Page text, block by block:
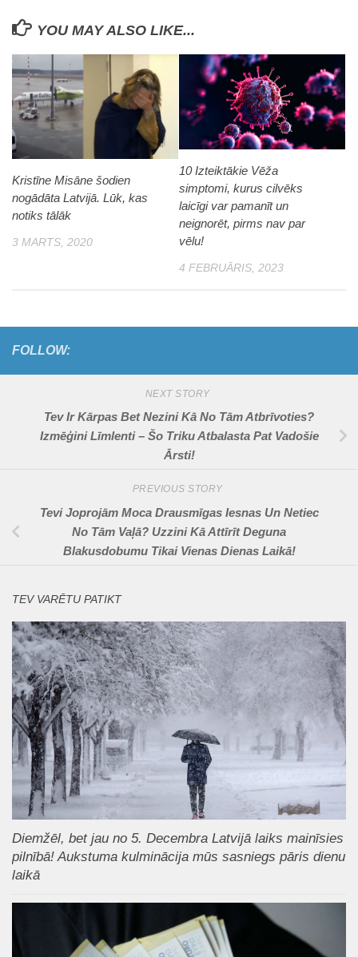
YOU MAY ALSO LIKE...
Kristīne Misāne šodien
nogādāta Latvijā. Lūk, kas
notiks tālāk
3 MARTS, 2020
10 Izteiktākie Vēža
simptomi, kurus cilvēks
laicīgi var pamanīt un
neignorēt, pirms nav par
vēlu!
4 FEBRUĀRIS, 2023
FOLLOW:
NEXT STORY
Tev Ir Kārpas Bet Nezini Kā No Tām Atbrīvoties?
Izmēģini Līmlenti – Šo Triku Atbalasta Pat Vadošie
Ārsti!
PREVIOUS STORY
Tevi Joprojām Moca Drausmīgas Iesnas Un Netiec
No Tām Vaļā? Uzzini Kā Attīrīt Deguna
Blakusdobumu Tikai Vienas Dienas Laikā!
TEV VARĒTU PATIKT
Diemžēl, bet jau no 5. Decembra Latvijā laiks mainīsies
pilnībā! Aukstuma kulminācija mūs sasniegs pāris dienu
laikā